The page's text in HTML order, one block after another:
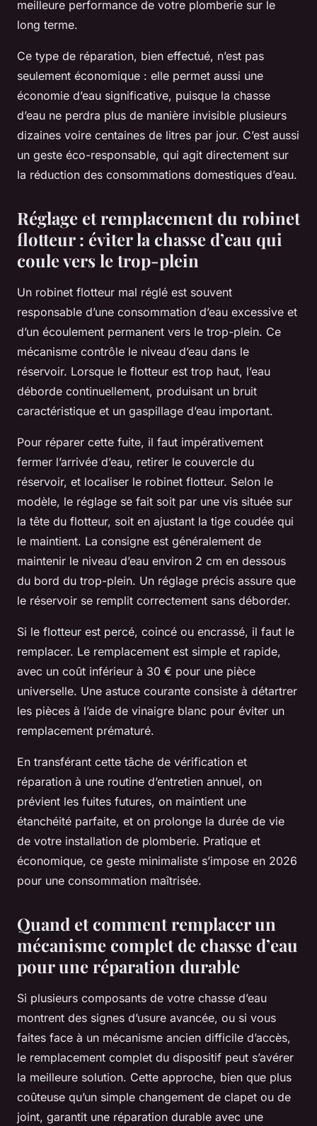
meilleure performance de votre plomberie sur le
long terme.
Ce type de réparation, bien effectué, n’est pas
seulement économique : elle permet aussi une
économie d’eau significative, puisque la chasse
d’eau ne perdra plus de manière invisible plusieurs
dizaines voire centaines de litres par jour. C’est aussi
un geste éco-responsable, qui agit directement sur
la réduction des consommations domestiques d’eau.
Réglage et remplacement du robinet
flotteur : éviter la chasse d’eau qui
coule vers le trop-plein
Un robinet flotteur mal réglé est souvent
responsable d’une consommation d’eau excessive et
d’un écoulement permanent vers le trop-plein. Ce
mécanisme contrôle le niveau d’eau dans le
réservoir. Lorsque le flotteur est trop haut, l’eau
déborde continuellement, produisant un bruit
caractéristique et un gaspillage d’eau important.
Pour réparer cette fuite, il faut impérativement
fermer l’arrivée d’eau, retirer le couvercle du
réservoir, et localiser le robinet flotteur. Selon le
modèle, le réglage se fait soit par une vis située sur
la tête du flotteur, soit en ajustant la tige coudée qui
le maintient. La consigne est généralement de
maintenir le niveau d’eau environ 2 cm en dessous
du bord du trop-plein. Un réglage précis assure que
le réservoir se remplit correctement sans déborder.
Si le flotteur est percé, coincé ou encrassé, il faut le
remplacer. Le remplacement est simple et rapide,
avec un coût inférieur à 30 € pour une pièce
universelle. Une astuce courante consiste à détartrer
les pièces à l’aide de vinaigre blanc pour éviter un
remplacement prématuré.
En transférant cette tâche de vérification et
réparation à une routine d’entretien annuel, on
prévient les fuites futures, on maintient une
étanchéité parfaite, et on prolonge la durée de vie
de votre installation de plomberie. Pratique et
économique, ce geste minimaliste s’impose en 2026
pour une consommation maîtrisée.
Quand et comment remplacer un
mécanisme complet de chasse d’eau
pour une réparation durable
Si plusieurs composants de votre chasse d’eau
montrent des signes d’usure avancée, ou si vous
faites face à un mécanisme ancien difficile d’accès,
le remplacement complet du dispositif peut s’avérer
la meilleure solution. Cette approche, bien que plus
coûteuse qu’un simple changement de clapet ou de
joint, garantit une réparation durable avec une